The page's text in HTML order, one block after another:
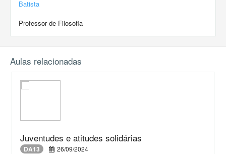
Professor de Filosofia
Aulas relacionadas
Juventudes e atitudes solidárias
DA13 26/09/2024